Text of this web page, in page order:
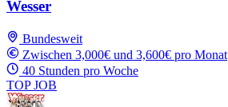
Wesser
Bundesweit
Zwischen 3,000€ und 3,600€ pro Monat
40 Stunden pro Woche
TOP JOB